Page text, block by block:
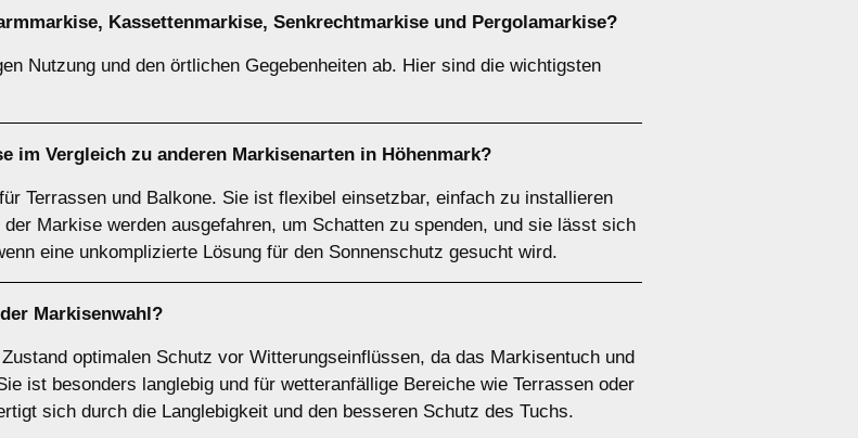
, Kassettenmarkise, Senkrechtmarkise und Pergolamarkise?
Nutzung und den örtlichen Gegebenheiten ab. Hier sind die wichtigsten
im Vergleich zu anderen Markisenarten in Höhenmark?
Terrassen und Balkone. Sie ist flexibel einsetzbar, einfach zu installieren
Markise werden ausgefahren, um Schatten zu spenden, und sie lässt sich
eine unkomplizierte Lösung für den Sonnenschutz gesucht wird.
Markisenwahl?
optimalen Schutz vor Witterungseinflüssen, da das Markisentuch und
ist besonders langlebig und für wetteranfällige Bereiche wie Terrassen oder
sich durch die Langlebigkeit und den besseren Schutz des Tuchs.